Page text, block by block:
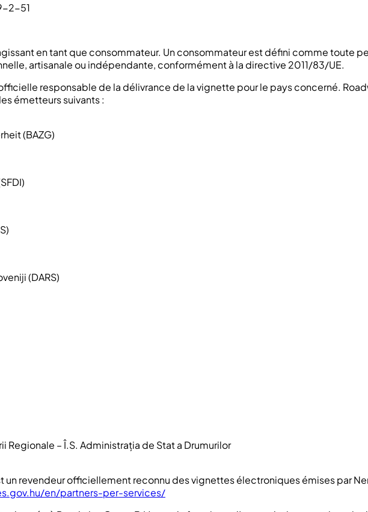
2-51
en tant que consommateur. Un consommateur est défini comme toute
artisanale ou indépendante, conformément à la directive 2011/83/UE.
responsable de la délivrance de la vignette pour le pays concerné.
émetteurs suivants :
(BAZG)
(DARS)
Regionale – Î.S. Administrația de Stat a Drumurilor
un revendeur officiellement reconnu des vignettes électroniques émises par
en/partners-per-services/